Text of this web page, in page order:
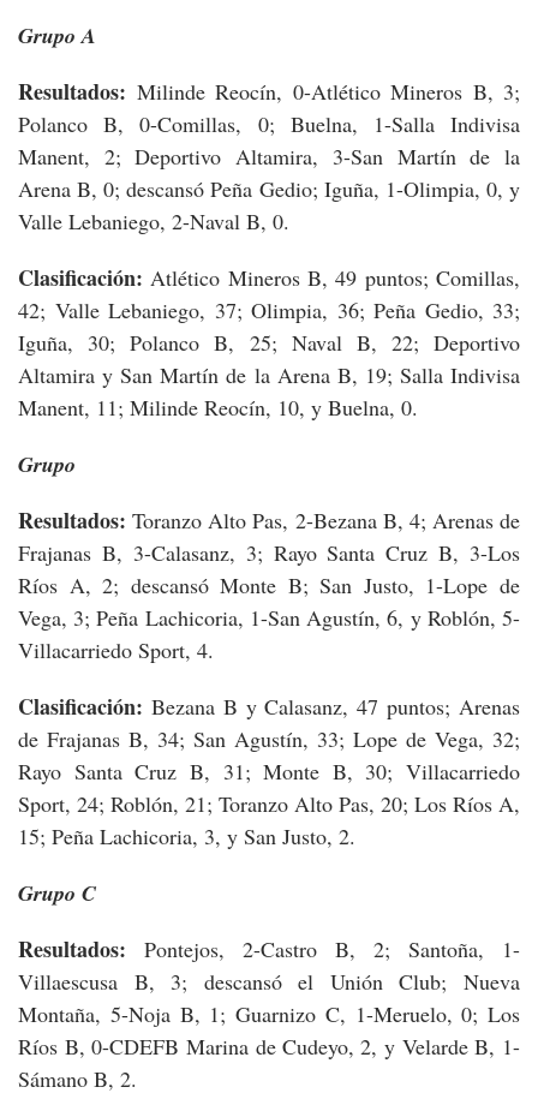
Grupo A
Resultados: Milinde Reocín, 0-Atlético Mineros B, 3;
Polanco B, 0-Comillas, 0; Buelna, 1-Salla Indivisa
Manent, 2; Deportivo Altamira, 3-San Martín de la
Arena B, 0; descansó Peña Gedio; Iguña, 1-Olimpia, 0, y
Valle Lebaniego, 2-Naval B, 0.
Clasificación:Atlético Mineros B, 49 puntos; Comillas,
42; Valle Lebaniego, 37; Olimpia, 36; Peña Gedio, 33;
Iguña, 30; Polanco B, 25; Naval B, 22; Deportivo
Altamira y San Martín de la Arena B, 19; Salla Indivisa
Manent, 11; Milinde Reocín, 10, y Buelna, 0.
Grupo
Resultados:Toranzo Alto Pas, 2-Bezana B, 4; Arenas de
Frajanas B, 3-Calasanz, 3; Rayo Santa Cruz B, 3-Los
Ríos A, 2; descansó Monte B; San Justo, 1-Lope de
Vega, 3; Peña Lachicoria, 1-San Agustín, 6, y Roblón, 5-
Villacarriedo Sport, 4.
Clasificación: Bezana B y Calasanz, 47 puntos; Arenas
de Frajanas B, 34; San Agustín, 33; Lope de Vega, 32;
Rayo Santa Cruz B, 31; Monte B, 30; Villacarriedo
Sport, 24; Roblón, 21; Toranzo Alto Pas, 20; Los Ríos A,
15; Peña Lachicoria, 3, y San Justo, 2.
Grupo C
Resultados: Pontejos, 2-Castro B, 2; Santoña, 1-
Villaescusa B, 3; descansó el Unión Club; Nueva
Montaña, 5-Noja B, 1; Guarnizo C, 1-Meruelo, 0; Los
Ríos B, 0-CDEFB Marina de Cudeyo, 2, y Velarde B, 1-
Sámano B, 2.